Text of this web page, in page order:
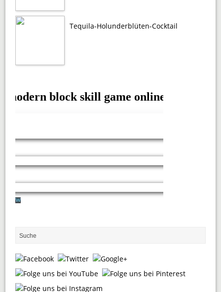
Tequila-Holunderblüten-Cocktail